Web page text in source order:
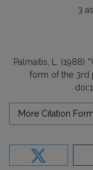
3
Palmaitis, L. (1988)
form of the 3rd
doi:
More Citation